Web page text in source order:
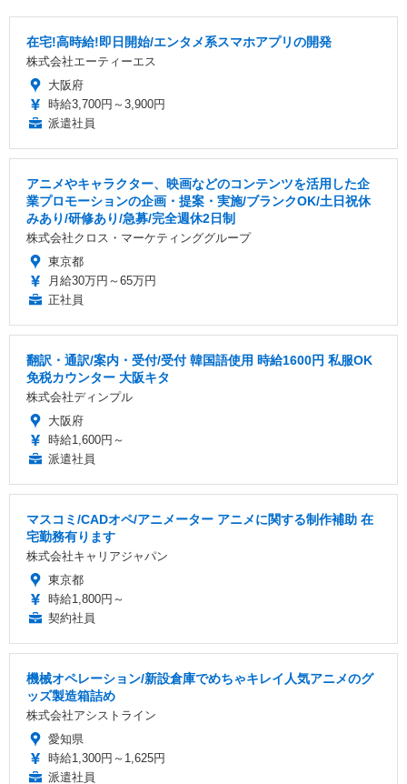
在宅!高時給!即日開始/エンタメ系スマホアプリの開発
株式会社エーティーエス
大阪府
時給3,700円～3,900円
派遣社員
アニメやキャラクター、映画などのコンテンツを活用した企
業プロモーションの企画・提案・実施/ブランクOK/土日祝休
みあり/研修あり/急募/完全週休2日制
株式会社クロス・マーケティンググループ
東京都
月給30万円～65万円
正社員
翻訳・通訳/案内・受付/受付 韓国語使用 時給1600円 私服OK
免税カウンター 大阪キタ
株式会社ディンプル
大阪府
時給1,600円～
派遣社員
マスコミ/CADオペ/アニメーター アニメに関する制作補助 在
宅勤務有ります
株式会社キャリアジャパン
東京都
時給1,800円～
契約社員
機械オペレーション/新設倉庫でめちゃキレイ人気アニメのグ
ッズ製造箱詰め
株式会社アシストライン
愛知県
時給1,300円～1,625円
派遣社員